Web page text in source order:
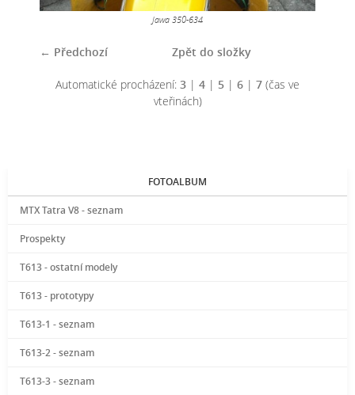
Jawa 350-634
← Předchozí Zpět do složky
Automatické procházení: 3 | 4 | 5 | 6 | 7 (čas ve
vteřinách)
FOTOALBUM
MTX Tatra V8 - seznam
Prospekty
T613 - ostatní modely
T613 - prototypy
T613-1 - seznam
T613-2 - seznam
T613-3 - seznam